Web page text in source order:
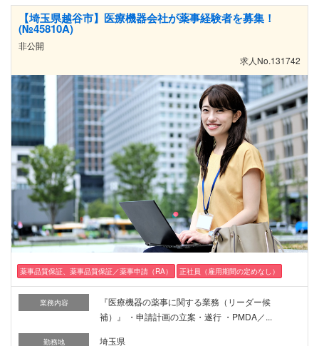
【埼玉県越谷市】医療機器会社が薬事経験者を募集！
(№45810A)
非公開
求人No.131742
薬事品質保証、薬事品質保証／薬事申請（RA） 正社員（雇用期間の定めなし）
業務内容
『医療機器の薬事に関する業務（リーダー候
補）』 ・申請計画の立案・遂行 ・PMDA／...
勤務地 埼玉県